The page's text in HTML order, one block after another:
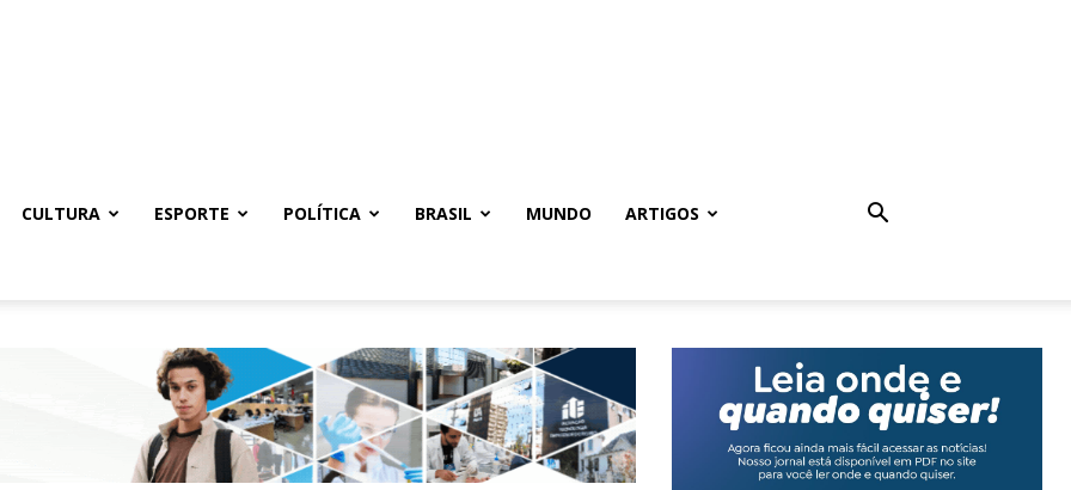
CULTURA ESPORTE POLÍTICA BRASIL MUNDO ARTIGOS